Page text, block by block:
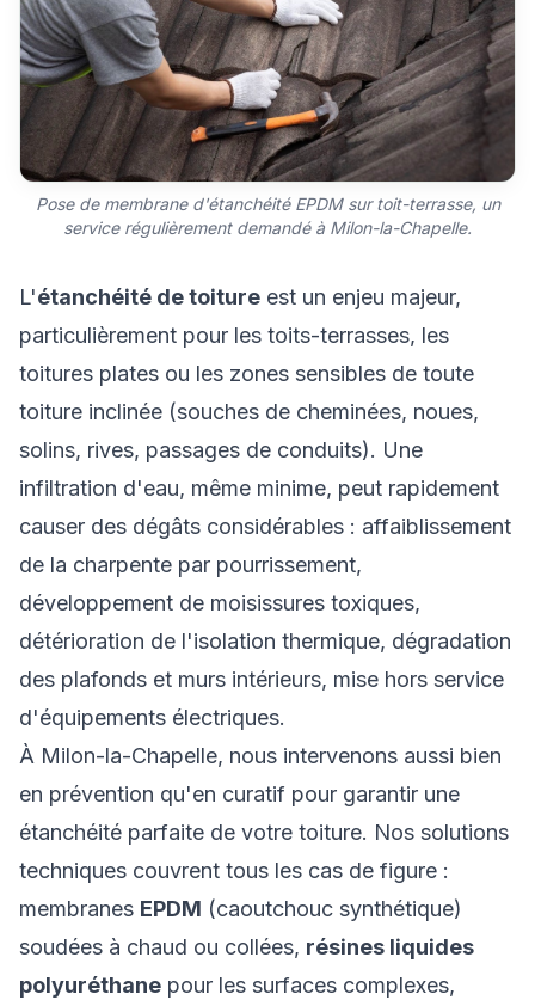
Pose de membrane d'étanchéité EPDM sur toit-terrasse, un
service régulièrement demandé à Milon-la-Chapelle.
L'étanchéité de toiture est un enjeu majeur,
particulièrement pour les toits-terrasses, les
toitures plates ou les zones sensibles de toute
toiture inclinée (souches de cheminées, noues,
solins, rives, passages de conduits). Une
infiltration d'eau, même minime, peut rapidement
causer des dégâts considérables : affaiblissement
de la charpente par pourrissement,
développement de moisissures toxiques,
détérioration de l'isolation thermique, dégradation
des plafonds et murs intérieurs, mise hors service
d'équipements électriques.
À Milon-la-Chapelle, nous intervenons aussi bien
en prévention qu'en curatif pour garantir une
étanchéité parfaite de votre toiture. Nos solutions
techniques couvrent tous les cas de figure :
membranes EPDM (caoutchouc synthétique)
soudées à chaud ou collées, résines liquides
polyuréthane pour les surfaces complexes,